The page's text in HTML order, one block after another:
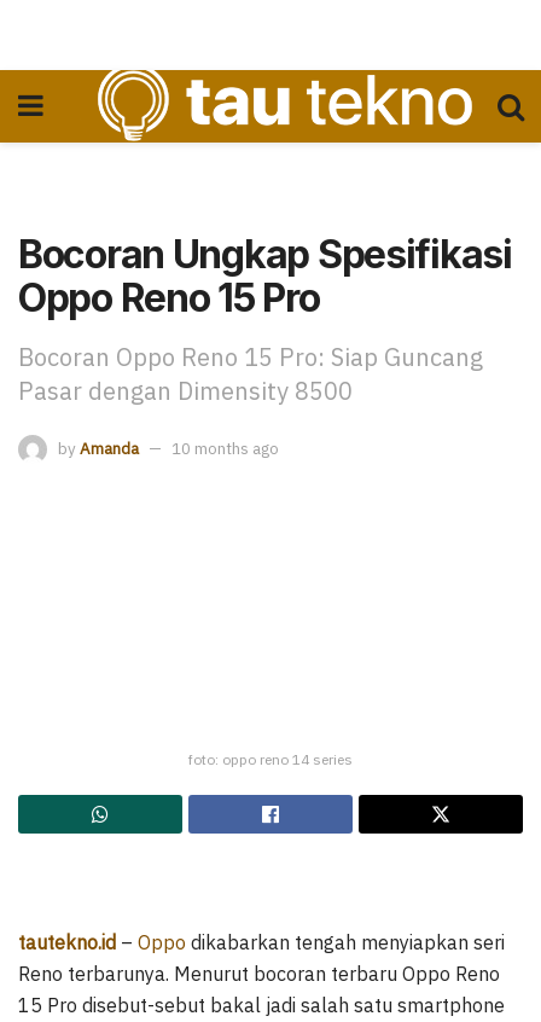
Bocoran Ungkap Spesifikasi
Oppo Reno 15 Pro
Bocoran Oppo Reno 15 Pro: Siap Guncang
Pasar dengan Dimensity 8500
by Amanda 10 months ago
foto: oppo reno 14 series
tautekno.id – Oppo dikabarkan tengah menyiapkan seri
Reno terbarunya. Menurut bocoran terbaru Oppo Reno
15 Pro disebut-sebut bakal jadi salah satu smartphone